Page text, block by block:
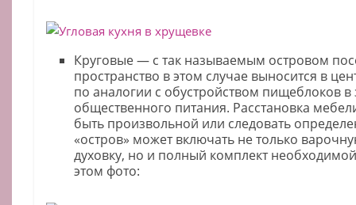
Круговые — с так называемым островом
пространство в этом случае выносится в
по аналогии с обустройством пищеблоков в
общественного питания. Расстановка
быть произвольной или следовать
«остров» может включать не только
духовку, но и полный комплект
этом фото: